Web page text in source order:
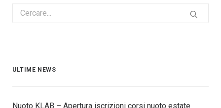
ULTIME NEWS
Nuoto KLAB – Apertura iscrizioni corsi nuoto estate